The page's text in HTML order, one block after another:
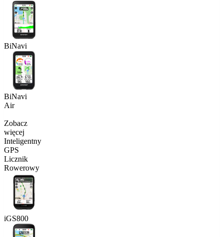
BiNavi
BiNavi
Air
Zobacz
więcej
Inteligentny
GPS
Licznik
Rowerowy
iGS800